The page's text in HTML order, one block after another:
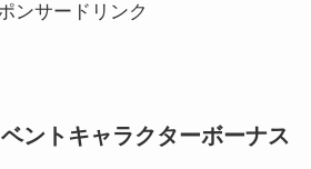
ンサードリンク
ントキャラクターボーナス